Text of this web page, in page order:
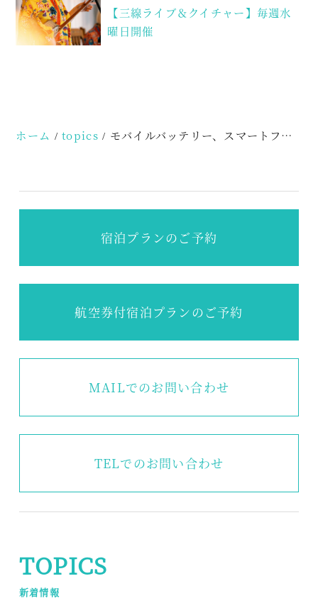
稿
ナ
ー
ョ
ン
【三線ライブ＆クイチャー】毎週水
曜日開催
ホーム topics モバイルバッテリー、スマートフォン等のご利用に関するお願い
宿泊プランのご予約
航空券付宿泊プランのご予約
MAILでのお問い合わせ
TELでのお問い合わせ
TOPICS
新着情報